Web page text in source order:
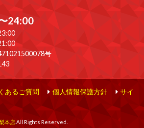
24:00
号
あるご質問 個人情報保護方針
サイ
本店.All Rights Reserved.